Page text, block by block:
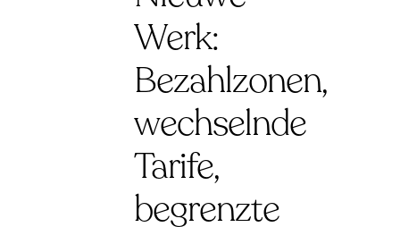
Werk:
Bezahlzonen,
wechselnde
Tarife,
begrenzte